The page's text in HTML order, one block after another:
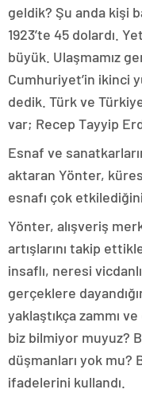
geldik? Şu anda kişi
1923’te 45 dolardı.
büyük. Ulaşmamız
Cumhuriyet’in ikinci
dedik. Türk ve
var; Recep Tayyip
Esnaf ve
aktaran Yönter,
esnafı çok
Yönter, alışveriş
artışlarını takip
insaflı, neresi
gerçeklere
yaklaştıkça zammı
biz bilmiyor muyuz?
düşmanları yok mu?
ifadelerini kullandı.